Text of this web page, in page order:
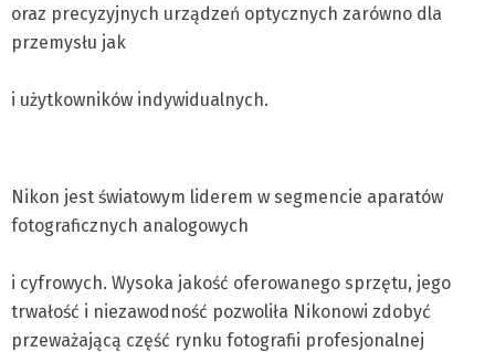
oraz precyzyjnych urządzeń optycznych zarówno dla
przemysłu jak
i użytkowników indywidualnych.
Nikon jest światowym liderem w segmencie aparatów
fotograficznych analogowych
i cyfrowych. Wysoka jakość oferowanego sprzętu, jego
trwałość i niezawodność pozwoliła Nikonowi zdobyć
przeważającą część rynku fotografii profesjonalnej